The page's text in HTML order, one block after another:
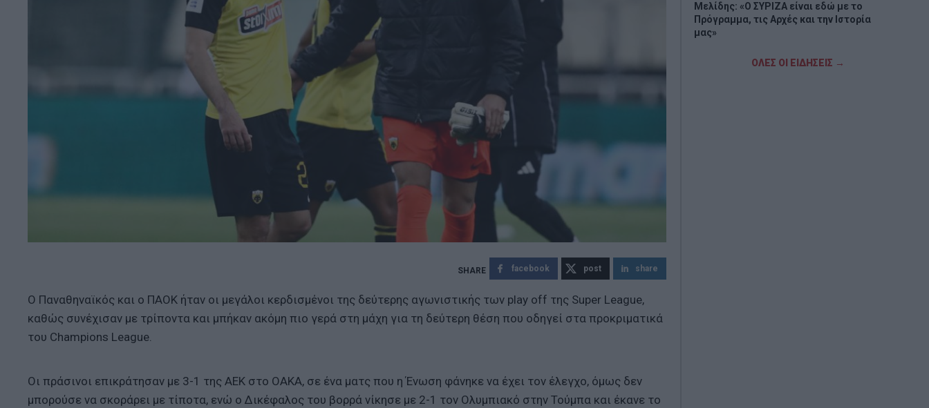
facebook post share
Ο Παναθηναϊκός και ο ΠΑΟΚ ήταν οι μεγάλοι κερδισμένοι της δεύτερης αγωνιστικής των play off της Super League,
καθώς συνέχισαν με τρίποντα και μπήκαν ακόμη πιο γερά στη μάχη για τη δεύτερη θέση που οδηγεί στα προκριματικά
του Champions League.
Οι πράσινοι επικράτησαν με 3-1 της ΑΕΚ στο ΟΑΚΑ, σε ένα ματς που η Ένωση φάνηκε να έχει τον έλεγχο, όμως δεν
μπορούσε να σκοράρει με τίποτα, ενώ ο Δικέφαλος του βορρά νίκησε με 2-1 τον Ολυμπιακό στην Τούμπα και έκανε το
Μελίδης: «Ο ΣΥΡΙΖΑ είναι εδώ με το
Πρόγραμμα, τις Αρχές και την Ιστορία
μας»
Σαμοθράκη: Ιταλίδα έχασε τις αισθήσεις
ΟΛΕΣ ΟΙ ΕΙΔΗΣΕΙΣ →